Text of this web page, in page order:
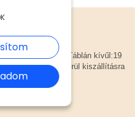
csak elfogadni ! Táblán kívűl:19
esetén sem kerül kiszállításra